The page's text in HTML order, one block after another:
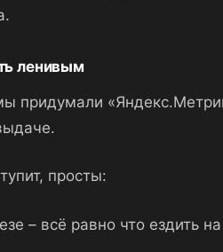
ленивым
придумали
просты:
– всё равно что ездить